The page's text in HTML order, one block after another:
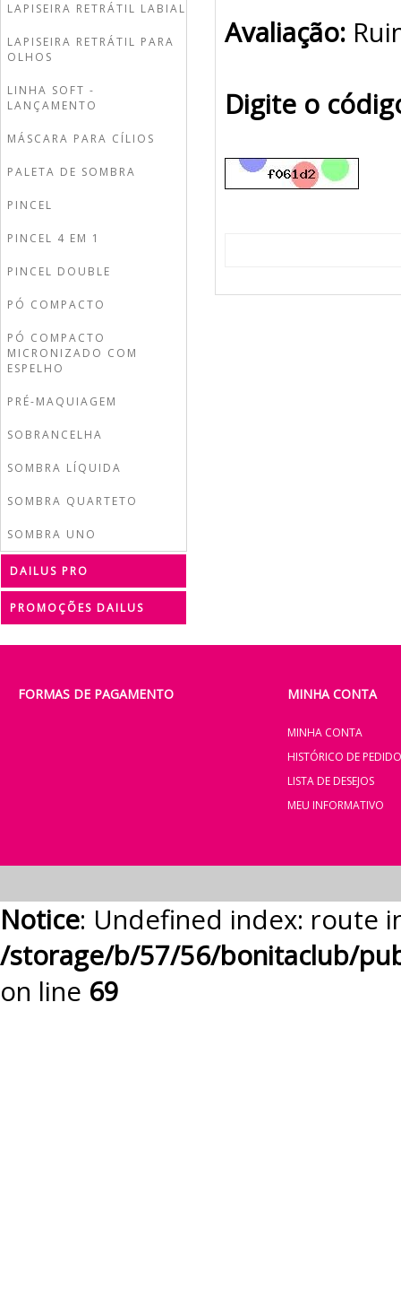
LAPISEIRA RETRÁTIL LABIAL
LAPISEIRA RETRÁTIL PARA
OLHOS
LINHA SOFT -
LANÇAMENTO
MÁSCARA PARA CÍLIOS
PALETA DE SOMBRA
PINCEL
PINCEL 4 EM 1
PINCEL DOUBLE
PÓ COMPACTO
PÓ COMPACTO
MICRONIZADO COM
ESPELHO
PRÉ-MAQUIAGEM
SOBRANCELHA
SOMBRA LÍQUIDA
SOMBRA QUARTETO
SOMBRA UNO
DAILUS PRO
PROMOÇÕES DAILUS
Avaliação:
Digite o
FORMAS DE PAGAMENTO MINHA CONTA
MINHA CONTA
HISTÓRICO DE
LISTA DE DESEJOS
MEU INFORMATIVO
Notice: Undefined index: route
/storage/b/57/56/bonitaclub/
on line 69